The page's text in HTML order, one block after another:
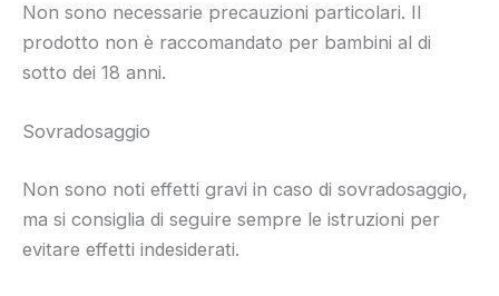
Non sono necessarie precauzioni particolari. Il
prodotto non è raccomandato per bambini al di
sotto dei 18 anni.
Sovradosaggio
Non sono noti effetti gravi in caso di sovradosaggio,
ma si consiglia di seguire sempre le istruzioni per
evitare effetti indesiderati.